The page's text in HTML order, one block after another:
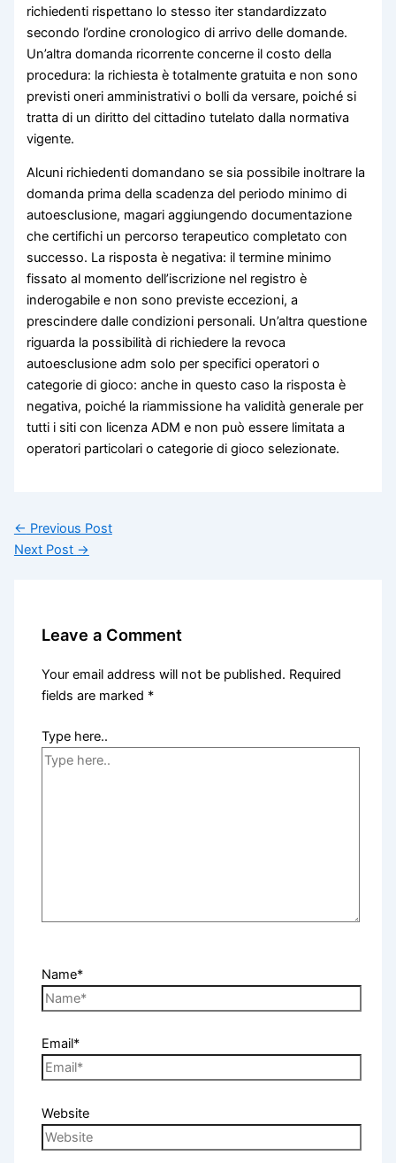
richiedenti rispettano lo stesso iter standardizzato
secondo l’ordine cronologico di arrivo delle domande.
Un’altra domanda ricorrente concerne il costo della
procedura: la richiesta è totalmente gratuita e non sono
previsti oneri amministrativi o bolli da versare, poiché si
tratta di un diritto del cittadino tutelato dalla normativa
vigente.
Alcuni richiedenti domandano se sia possibile inoltrare la
domanda prima della scadenza del periodo minimo di
autoesclusione, magari aggiungendo documentazione
che certifichi un percorso terapeutico completato con
successo. La risposta è negativa: il termine minimo
fissato al momento dell’iscrizione nel registro è
inderogabile e non sono previste eccezioni, a
prescindere dalle condizioni personali. Un’altra questione
riguarda la possibilità di richiedere la revoca
autoesclusione adm solo per specifici operatori o
categorie di gioco: anche in questo caso la risposta è
negativa, poiché la riammissione ha validità generale per
tutti i siti con licenza ADM e non può essere limitata a
operatori particolari o categorie di gioco selezionate.
← Previous Post
Next Post →
Leave a Comment
Your email address will not be published. Required
fields are marked *
Type here..
Name*
Email*
Website